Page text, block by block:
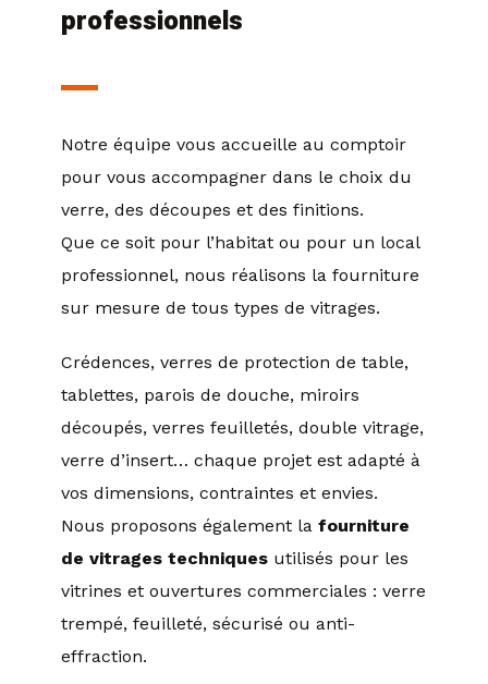
professionnels
Notre équipe vous accueille au comptoir
pour vous accompagner dans le choix du
verre, des découpes et des finitions.
Que ce soit pour l’habitat ou pour un local
professionnel, nous réalisons la fourniture
sur mesure de tous types de vitrages.
Crédences, verres de protection de table,
tablettes, parois de douche, miroirs
découpés, verres feuilletés, double vitrage,
verre d’insert… chaque projet est adapté à
vos dimensions, contraintes et envies.
Nous proposons également la fourniture
de vitrages techniques utilisés pour les
vitrines et ouvertures commerciales : verre
trempé, feuilleté, sécurisé ou anti-
effraction.